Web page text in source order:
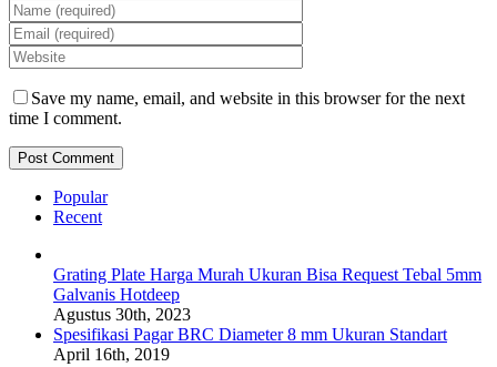
Save my name, email, and website in this browser for the next
time I comment.
Popular
Recent
Grating Plate Harga Murah Ukuran Bisa Request Tebal 5mm
Galvanis Hotdeep
Agustus 30th, 2023
Spesifikasi Pagar BRC Diameter 8 mm Ukuran Standart
April 16th, 2019